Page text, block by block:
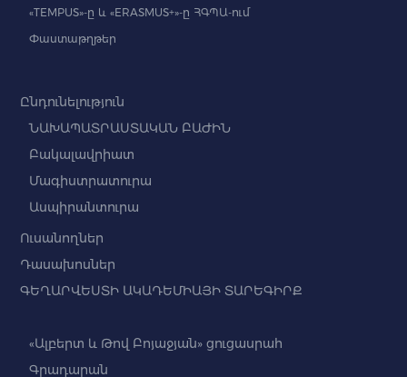
«TEMPUS»-ը և «ERASMUS+»-ը ՀԳՊԱ-ում
Փաստաթղթեր
Ընդունելություն
ՆԱԽԱՊԱՏՐԱՍՏԱԿԱՆ ԲԱԺԻՆ
Բակալավրիատ
Մագիստրատուրա
Ասպիրանտուրա
Ուսանողներ
Դասախոսներ
ԳԵՂԱՐՎԵՍՏԻ ԱԿԱԴԵՄԻԱՅԻ ՏԱՐԵԳԻՐՔ
«Ալբերտ և Թով Բոյաջյան» ցուցասրահ
Գրադարան